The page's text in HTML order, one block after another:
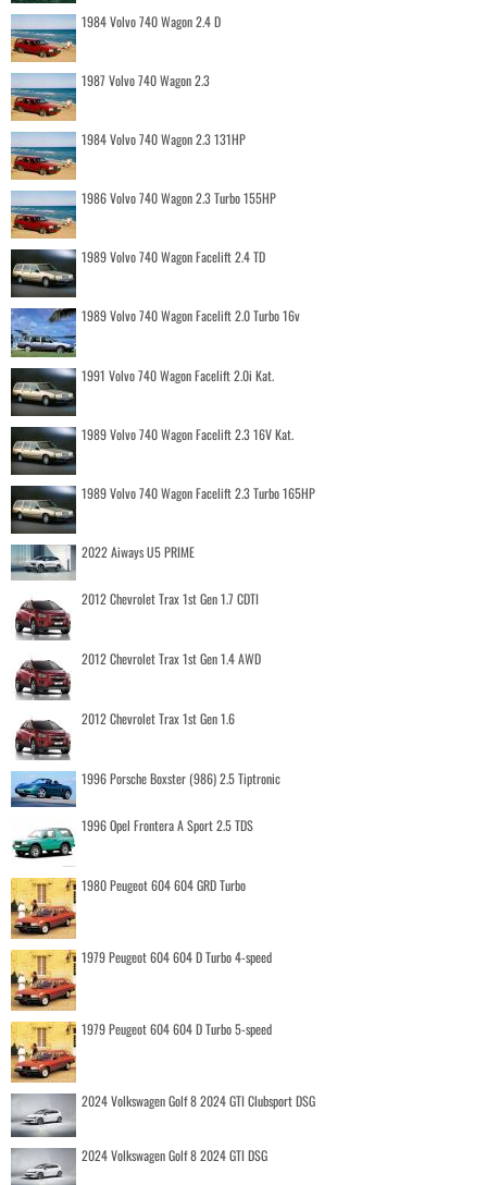
1984 Volvo 740 Wagon 2.4 D
1987 Volvo 740 Wagon 2.3
1984 Volvo 740 Wagon 2.3 131HP
1986 Volvo 740 Wagon 2.3 Turbo 155HP
1989 Volvo 740 Wagon Facelift 2.4 TD
1989 Volvo 740 Wagon Facelift 2.0 Turbo 16v
1991 Volvo 740 Wagon Facelift 2.0i Kat.
1989 Volvo 740 Wagon Facelift 2.3 16V Kat.
1989 Volvo 740 Wagon Facelift 2.3 Turbo 165HP
2022 Aiways U5 PRIME
2012 Chevrolet Trax 1st Gen 1.7 CDTI
2012 Chevrolet Trax 1st Gen 1.4 AWD
2012 Chevrolet Trax 1st Gen 1.6
1996 Porsche Boxster (986) 2.5 Tiptronic
1996 Opel Frontera A Sport 2.5 TDS
1980 Peugeot 604 604 GRD Turbo
1979 Peugeot 604 604 D Turbo 4-speed
1979 Peugeot 604 604 D Turbo 5-speed
2024 Volkswagen Golf 8 2024 GTI Clubsport DSG
2024 Volkswagen Golf 8 2024 GTI DSG